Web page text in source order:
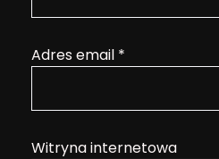
Adres email *
Witryna internetowa